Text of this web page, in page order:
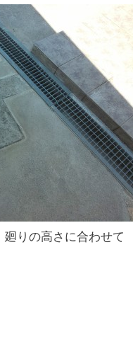
りの高さに合わせて